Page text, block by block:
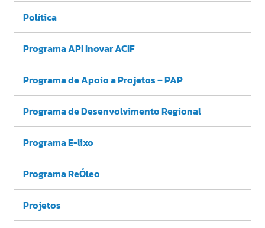
Política
Programa API Inovar ACIF
Programa de Apoio a Projetos – PAP
Programa de Desenvolvimento Regional
Programa E-lixo
Programa ReÓleo
Projetos